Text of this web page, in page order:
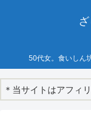
50代女。食いしん
＊当サイトはアフィ